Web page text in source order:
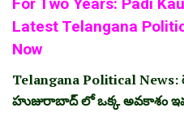
For Two Years: Padi
Latest Telangana
Now
Telangana Political News:
హుజురాబాద్ లో ఒక్క అవకాశం